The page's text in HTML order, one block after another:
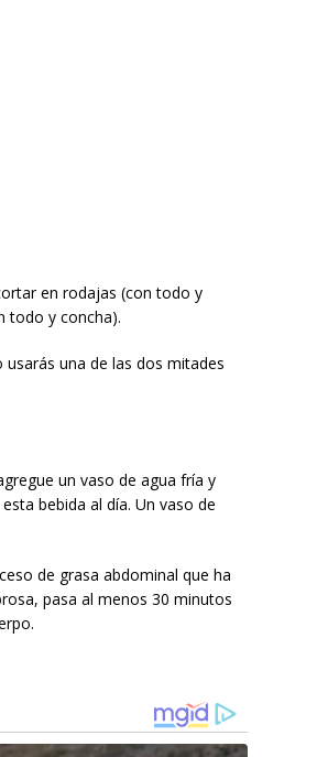
en rodajas (con todo y
todo y concha).
una de las dos mitades
un vaso de agua fría y
bebida al día. Un vaso de
de grasa abdominal que ha
pasa al menos 30 minutos